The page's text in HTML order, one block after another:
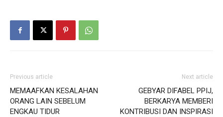
Previous article
MEMAAFKAN KESALAHAN
ORANG LAIN SEBELUM
ENGKAU TIDUR
Next article
GEBYAR DIFABEL PPIJ,
BERKARYA MEMBERI
KONTRIBUSI DAN INSPIRASI